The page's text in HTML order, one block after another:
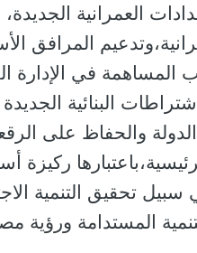
العمرانية
المرافق
المساهمة في الإدارة
البنائية
والحفاظ على
ركيزة
تحقيق التنمية
المستدامة ورؤية مصر